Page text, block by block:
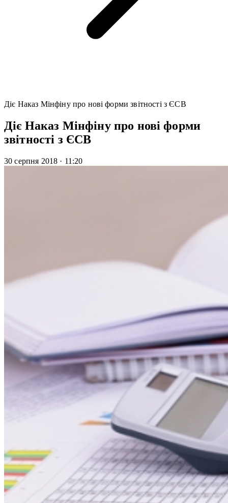
Діє Наказ Мінфіну про нові форми звітності з ЄСВ
Діє Наказ Мінфіну про нові форми
звітності з ЄСВ
30 серпня 2018 · 11:20